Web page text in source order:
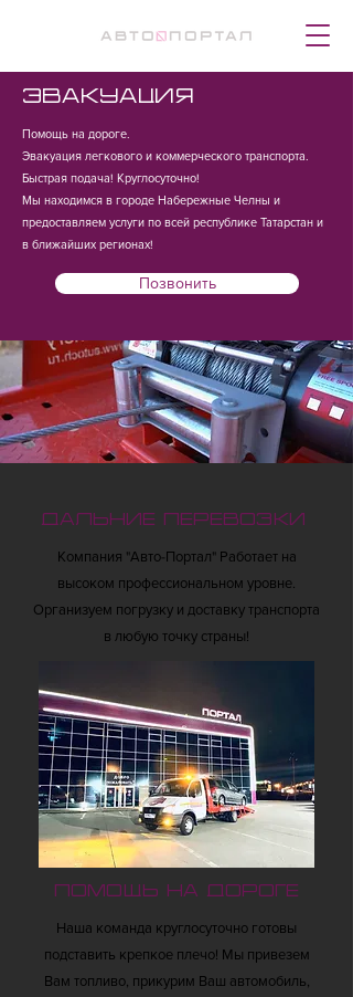
Эвакуация
Помощь на дороге.
Эвакуация легкового и коммерческого транспорта.
Быстрая подача! Круглосуточно!
Мы находимся в городе Набережные Челны и
предоставляем услуги по всей республике Татарстан и
в ближайших регионах!
Позвонить
Дальние перевозки
Компания "Авто-Портал" Работает на
высоком профессиональном уровне.
Организуем погрузку и доставку транспорта
в любую точку страны!
Помощь на дороге
Наша команда круглосуточно готовы
подставить крепкое плечо! Мы привезем
Вам топливо, прикурим Ваш автомобиль,